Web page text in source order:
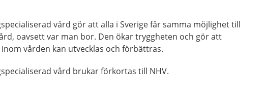
vård gör att alla i Sverige får samma möjlighet till
oavsett var man bor. Den ökar tryggheten och gör att
vården kan utvecklas och förbättras.
vård brukar förkortas till NHV.